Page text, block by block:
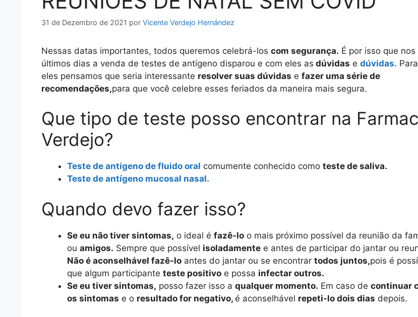
31 de Dezembro de 2021 por Vicente Verdejo Hernández
Nessas datas importantes, todos queremos celebrá-los com segurança. É por isso que nos
últimos dias a venda de testes de antígeno disparou e com eles as dúvidas e dúvidas. Para
eles pensamos que seria interessante resolver suas dúvidas e fazer uma série de
recomendações,para que você celebre esses feriados da maneira mais segura.
Que tipo de teste posso encontrar na
Verdejo?
Teste de antígeno de fluido oral comumente conhecido como teste de saliva.
Teste de antígeno mucosal nasal.
Quando devo fazer isso?
Se eu não tiver sintomas, o ideal é fazê-lo o mais próximo possível da reunião da
ou amigos. Sempre que possível isoladamente e antes de participar do jantar ou
Não é aconselhável fazê-lo antes do jantar ou se encontrar todos juntos,pois é
que algum participante teste positivo e possa infectar outros.
Se eu tiver sintomas, posso fazer isso a qualquer momento. Em caso de continuar
os sintomas e o resultado for negativo, é aconselhável repeti-lo dois dias depois.